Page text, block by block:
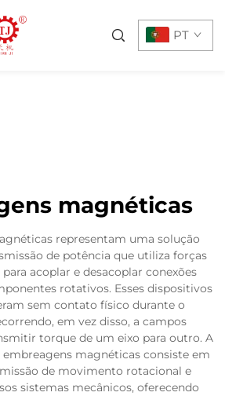
PT
magnéticas
representam uma solução
de potência que utiliza forças
acoplar e desacoplar conexões
rotativos. Esses dispositivos
sem contato físico durante o
em vez disso, a campos
torque de um eixo para outro. A
magnéticas consiste em
de movimento rotacional e
sistemas mecânicos, oferecendo